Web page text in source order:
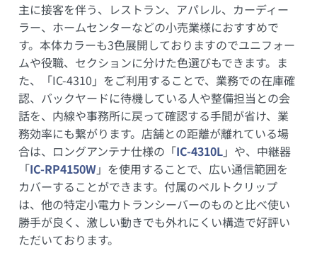
主に接客を伴う、レストラン、アパレル、カーディー
ラー、ホームセンターなどの小売業様におすすめで
す。本体カラーも3色展開しておりますのでユニフォー
ムや役職、セクションに分けた色選びもできます。ま
た、「IC-4310」をご利用することで、業務での在庫確
認、バックヤードに待機している人や整備担当との会
話を、内線や事務所に戻って確認する手間が省け、業
務効率にも繋がります。店舗との距離が離れている場
合は、ロングアンテナ仕様の「IC-4310L」や、中継器
「IC-RP4150W」を使用することで、広い通信範囲を
カバーすることができます。付属のベルトクリップ
は、他の特定小電力トランシーバーのものと比べ使い
勝手が良く、激しい動きでも外れにくい構造で好評い
ただいております。